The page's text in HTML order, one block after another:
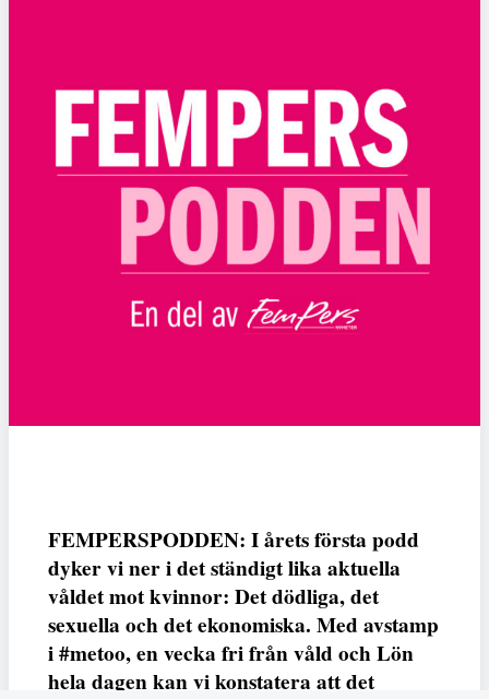
FEMPERSPODDEN: I årets första podd
dyker vi ner i det ständigt lika aktuella
våldet mot kvinnor: Det dödliga, det
sexuella och det ekonomiska. Med avstamp
i #metoo, en vecka fri från våld och Lön
hela dagen kan vi konstatera att det